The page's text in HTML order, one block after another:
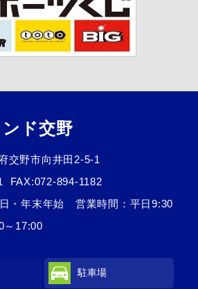
ド交野
交野市向井田2-5-1
FAX:072-894-1182
・年末年始 営業時間：平日9:30
17:00
駐車場